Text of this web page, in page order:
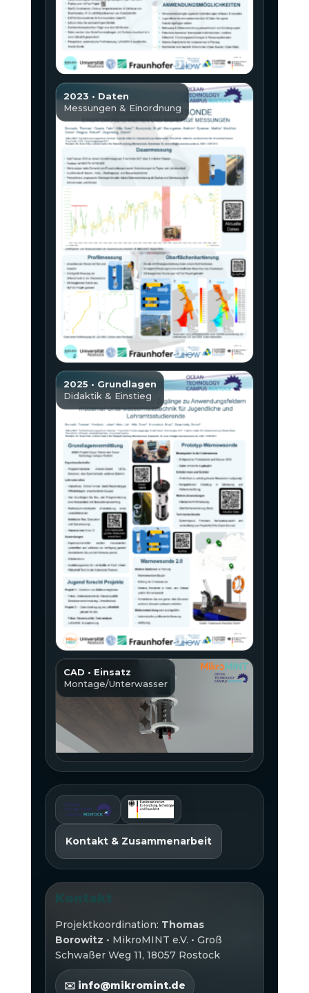
2023 • Daten
Messungen & Einordnung
2025 • Grundlagen
Didaktik & Einstieg
CAD • Einsatz
Montage/Unterwasser
Kontakt & Zusammenarbeit
Projektkoordination: Thomas
Borowitz • MikroMINT e.V. • Groß
Schwaßer Weg 11, 18057 Rostock
✉️ info@mikromint.de